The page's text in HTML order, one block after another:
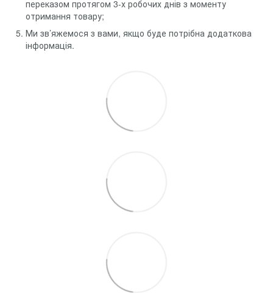
переказом протягом 3-х робочих днів з моменту
отримання товару;
Ми зв’яжемося з вами, якщо буде потрібна додаткова
інформація.